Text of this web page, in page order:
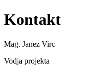
Kontakt
Mag. Janez Virc
Vodja projekta